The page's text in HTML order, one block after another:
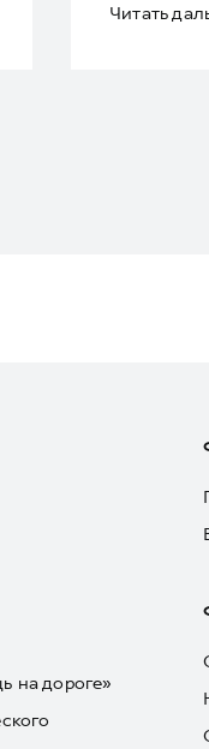
Читать
на дороге»